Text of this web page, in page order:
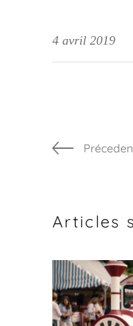
4 avril 2019
Articles